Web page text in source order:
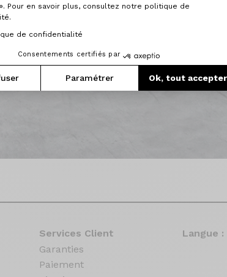
Pour en savoir plus, consultez notre politique de
de confidentialité
Consentements certifiés par
Paramétrer Ok, tout accepter
Services Client
Garanties
Paiement
Langue :